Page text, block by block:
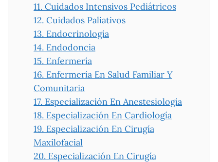
11. Cuidados Intensivos Pediátricos
12. Cuidados Paliativos
13. Endocrinología
14. Endodoncia
15. Enfermería
16. Enfermería En Salud Familiar Y
Comunitaria
17. Especialización En Anestesiología
18. Especialización En Cardiología
19. Especialización En Cirugía
Maxilofacial
20. Especialización En Cirugía